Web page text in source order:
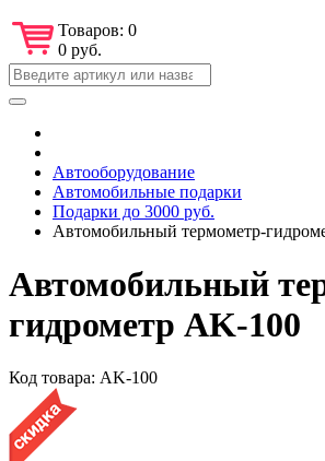
Товаров: 0
0 руб.
Автооборудование
Автомобильные подарки
Подарки до 3000 руб.
Автомобильный термометр-
Автомобильный
гидрометр AK-100
Код товара: AK-100